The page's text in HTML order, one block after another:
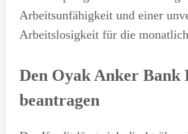
Arbeitsunfähigkeit und einer
Arbeitslosigkeit für die
Den Oyak Anker
beantragen